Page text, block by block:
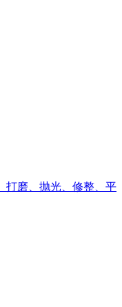
打磨、抛光、修整、平